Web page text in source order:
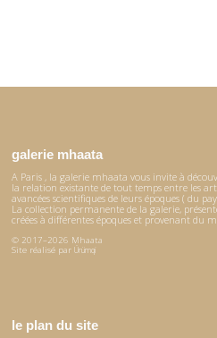
galerie mhaata
A Paris , la galerie mhaata vous invite à
la relation existante de tout temps entre les
avancées scientifiques de leurs époques ( du
La collection permanente de la galerie,
créées à différentes époques et provenant du
© 2017–2026 Mhaata
Site réalisé par Ürümqi
le plan du site